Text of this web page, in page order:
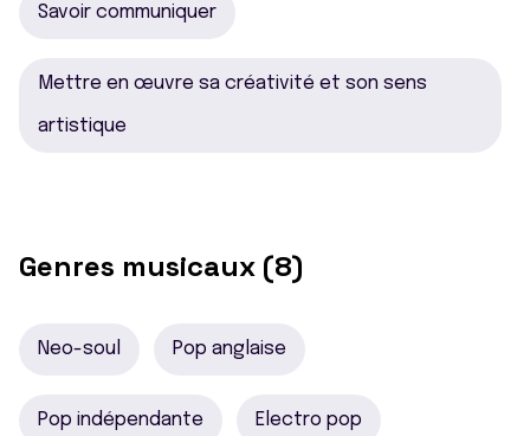
Savoir communiquer
Mettre en œuvre sa créativité et son sens
artistique
Genres musicaux (8)
Neo-soul Pop anglaise
Pop indépendante Electro pop